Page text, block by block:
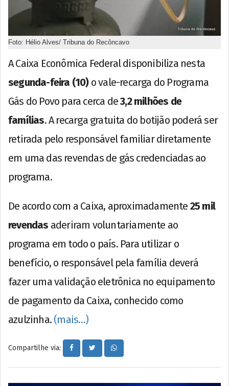
Foto: Hélio Alves/ Tribuna do Recôncavo
A Caixa Econômica Federal disponibiliza nesta
segunda-feira (10)o vale-recarga do Programa
Gás do Povo para cerca de3,2 milhões de
famílias. A recarga gratuita do botijão poderá ser
retirada pelo responsável familiar diretamente
em uma das revendas de gás credenciadas ao
programa.
De acordo com a Caixa, aproximadamente 25 mil
revendas aderiram voluntariamente ao
programa em todo o país. Para utilizar o
benefício, o responsável pela família deverá
fazer uma validação eletrônica no equipamento
de pagamento da Caixa, conhecido como
azulzinha. (mais…)
Compartilhe via: